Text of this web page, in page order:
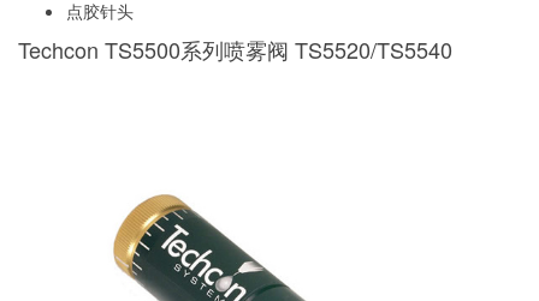
点胶针头
Techcon TS5500系列喷雾阀 TS5520/TS5540